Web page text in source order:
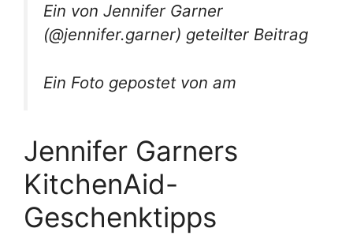
Ein von Jennifer Garner
(@jennifer.garner) geteilter Beitrag
Ein Foto gepostet von am
Jennifer Garners
KitchenAid-
Geschenktipps